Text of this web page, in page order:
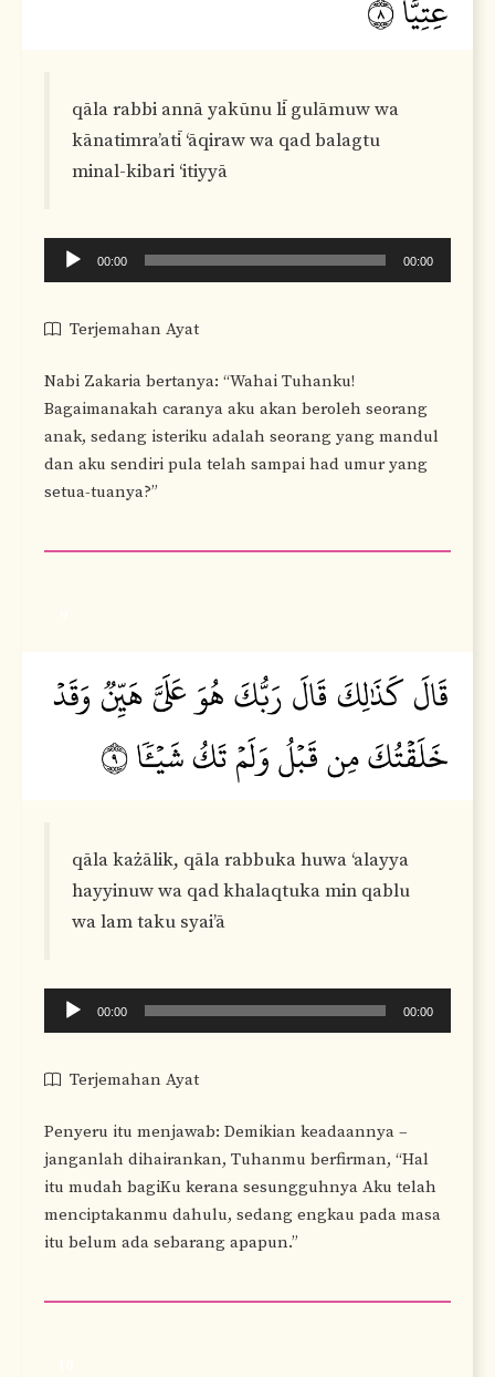
qāla rabbi annā yakūnu lī gulāmuw wa
kānatimra’atī ‘āqiraw wa qad balagtu
minal-kibari ‘itiyyā
Audio
Player
00:00 00:00
Terjemahan Ayat
Nabi Zakaria bertanya: “Wahai Tuhanku!
Bagaimanakah caranya aku akan beroleh seorang
anak, sedang isteriku adalah seorang yang mandul
dan aku sendiri pula telah sampai had umur yang
setua-tuanya?”
qāla każālik, qāla rabbuka huwa ‘alayya
hayyinuw wa qad khalaqtuka min qablu
wa lam taku syai’ā
Audio
Player
00:00 00:00
Terjemahan Ayat
Penyeru itu menjawab: Demikian keadaannya –
janganlah dihairankan, Tuhanmu berfirman, “Hal
itu mudah bagiKu kerana sesungguhnya Aku telah
menciptakanmu dahulu, sedang engkau pada masa
itu belum ada sebarang apapun.”